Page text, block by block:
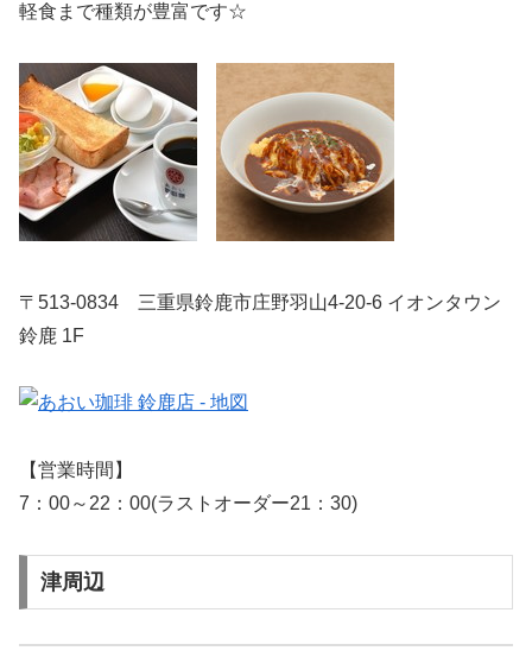
軽食まで種類が豊富です☆
〒513-0834 三重県鈴鹿市庄野羽山4-20-6 イオンタウン
鈴鹿 1F
【営業時間】
7：00～22：00(ラストオーダー21：30)
津周辺